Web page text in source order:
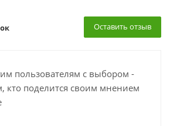
Оставить отзыв
пользователям с выбором -
кто поделится своим мнением